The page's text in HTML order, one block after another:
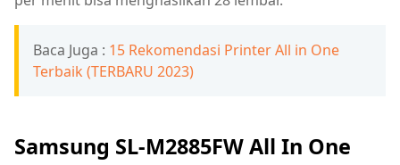
Baca Juga : 15 Rekomendasi Printer All in One
Terbaik (TERBARU 2023)
Samsung SL-M2885FW All In One